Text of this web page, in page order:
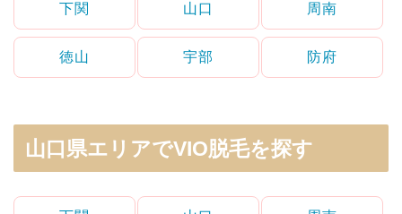
下関 山口 周南
徳山 宇部 防府
山口県エリアでVIO脱毛を探す